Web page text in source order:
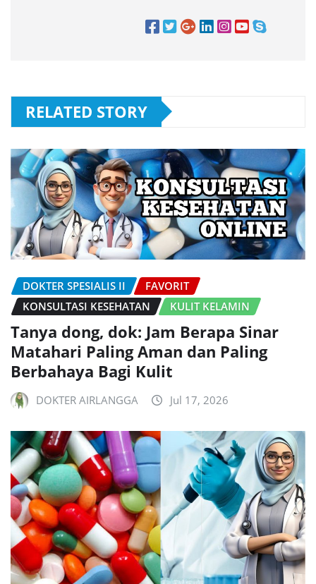
RELATED STORY
DOKTER SPESIALIS II
FAVORIT
KONSULTASI KESEHATAN
KULIT KELAMIN
Tanya dong, dok: Jam Berapa Sinar
Matahari Paling Aman dan Paling
Berbahaya Bagi Kulit
DOKTER AIRLANGGA Jul 17, 2026